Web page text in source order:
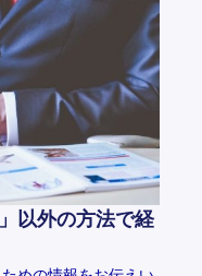
以外の方法で経